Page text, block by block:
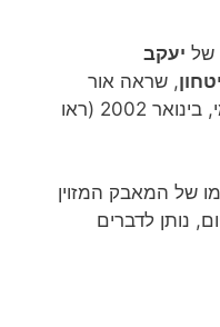
של יעקב
, שראה אור
בהוצאת המכללה לביטחון לאומי, בינואר 2002 (ראו
של המאבק המזוין
נותן לדברים